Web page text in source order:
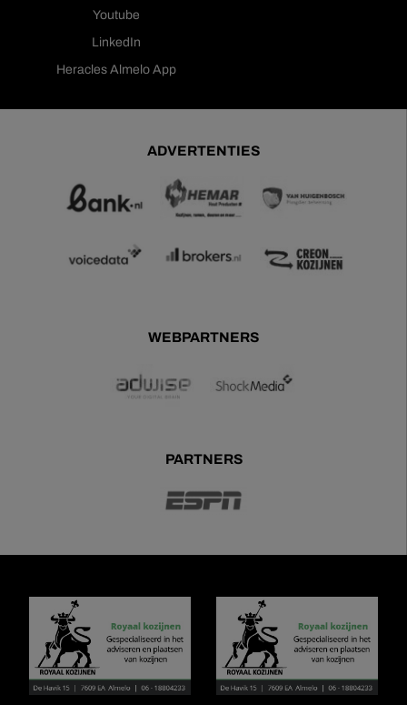
Youtube
LinkedIn
Heracles Almelo App
ADVERTENTIES
WEBPARTNERS
PARTNERS